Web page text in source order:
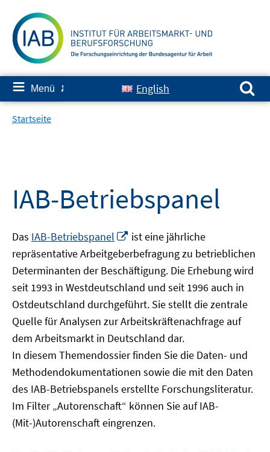
zum
Inhalt
≡ Menü ✘ English
Suchen nach:
Startseite
IAB-Betriebspanel
Das IAB-Betriebspanel
In
neuem
Fenster
öffnen
ist eine jährliche
repräsentative Arbeitgeberbefragung zu betrieblichen
Determinanten der Beschäftigung. Die Erhebung wird
seit 1993 in Westdeutschland und seit 1996 auch in
Ostdeutschland durchgeführt. Sie stellt die zentrale
Quelle für Analysen zur Arbeitskräftenachfrage auf
dem Arbeitsmarkt in Deutschland dar.
In diesem Themendossier finden Sie die Daten- und
Methodendokumentationen sowie die mit den Daten
des IAB-Betriebspanels erstellte Forschungsliteratur.
Im Filter „Autorenschaft“ können Sie auf IAB-
(Mit-)Autorenschaft eingrenzen.